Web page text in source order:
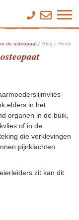
Home
Blog /
de osteopaat /
elders in het
organen in de buik,
of in de
die verklevingen
pijnklachten
zit kan dit